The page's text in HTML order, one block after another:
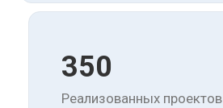
350
Реализованных проектов